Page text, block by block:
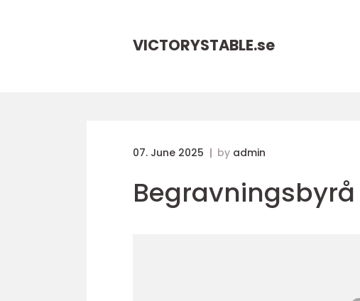
VICTORYSTABLE.se
07. June 2025 by admin